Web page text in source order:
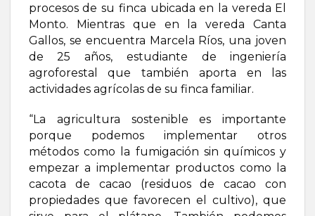
procesos de su finca ubicada en la vereda El
Monto. Mientras que en la vereda Canta
Gallos, se encuentra Marcela Ríos, una joven
de 25 años, estudiante de ingeniería
agroforestal que también aporta en las
actividades agrícolas de su finca familiar.
“La agricultura sostenible es importante
porque podemos implementar otros
métodos como la fumigación sin químicos y
empezar a implementar productos como la
cacota de cacao (residuos de cacao con
propiedades que favorecen el cultivo), que